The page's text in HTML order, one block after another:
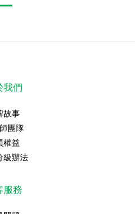
我們
故事
團隊
權益
級辦法
服務